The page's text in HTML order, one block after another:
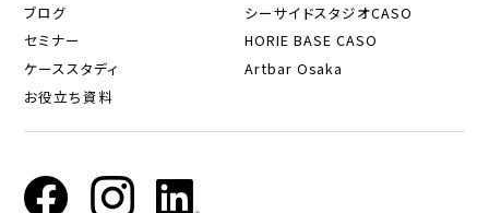
ブログ
セミナー
ケーススタディ
お役立ち資料
シーサイドスタジオCASO
HORIE BASE CASO
Artbar Osaka